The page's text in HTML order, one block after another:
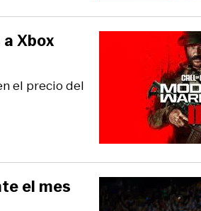
el precio del
Xbox
el mes